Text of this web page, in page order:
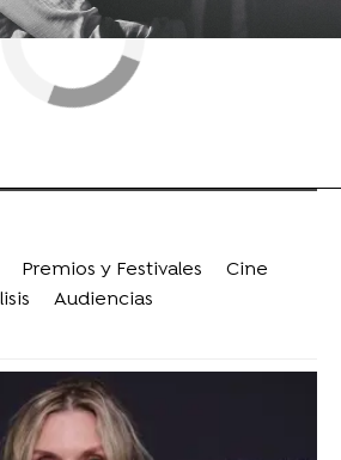
Premios y Festivales
Cine
Audiencias